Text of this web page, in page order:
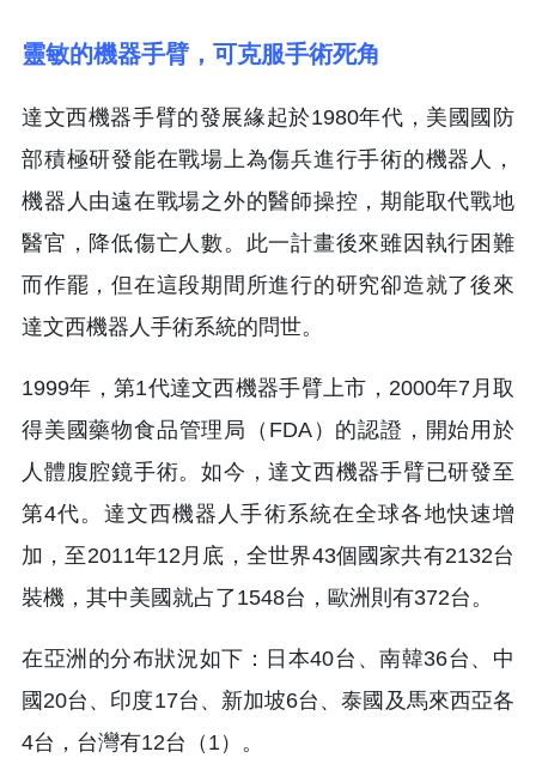
靈敏的機器手臂，可克服手術死角
達文西機器手臂的發展緣起於1980年代，美國國防
部積極研發能在戰場上為傷兵進行手術的機器人，
機器人由遠在戰場之外的醫師操控，期能取代戰地
醫官，降低傷亡人數。此一計畫後來雖因執行困難
而作罷，但在這段期間所進行的研究卻造就了後來
達文西機器人手術系統的問世。
1999年，第1代達文西機器手臂上市，2000年7月取
得美國藥物食品管理局（FDA）的認證，開始用於
人體腹腔鏡手術。如今，達文西機器手臂已研發至
第4代。達文西機器人手術系統在全球各地快速增
加，至2011年12月底，全世界43個國家共有2132台
裝機，其中美國就占了1548台，歐洲則有372台。
在亞洲的分布狀況如下：日本40台、南韓36台、中
國20台、印度17台、新加坡6台、泰國及馬來西亞各
4台，台灣有12台（1）。